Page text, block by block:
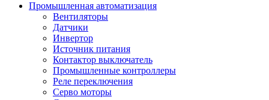
Промышленная автоматизация
Вентиляторы
Датчики
Инвертор
Источник питания
Контактор выключатель
Промышленные контроллеры
Реле переключения
Серво моторы